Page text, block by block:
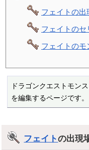
フェイトの出
フェイトのセ
フェイトのモ
ドラゴンクエストモン
を編集するページです。
フェイトの出現